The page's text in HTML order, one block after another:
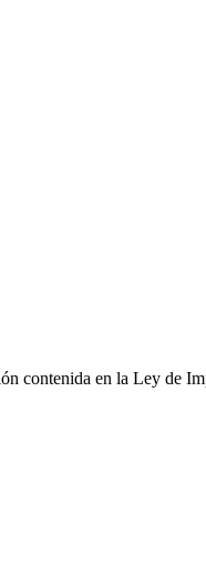
contenida en la Ley de